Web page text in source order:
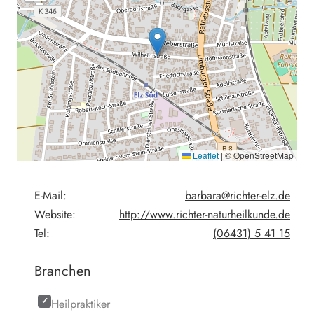
Leaflet |© OpenStreetMap
E-Mail:
barbara@richter-elz.de
Website:
http://www.richter-naturheilkunde.de
Tel:
(06431) 5 41 15
Branchen
Heilpraktiker